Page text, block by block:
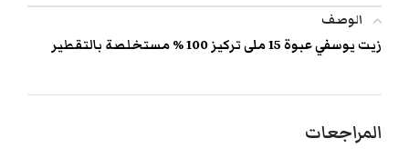
الوصف
زيت يوسفي عبوة 15 ملى تركيز 100 % مستخلصة بالتقطير
المراجعات